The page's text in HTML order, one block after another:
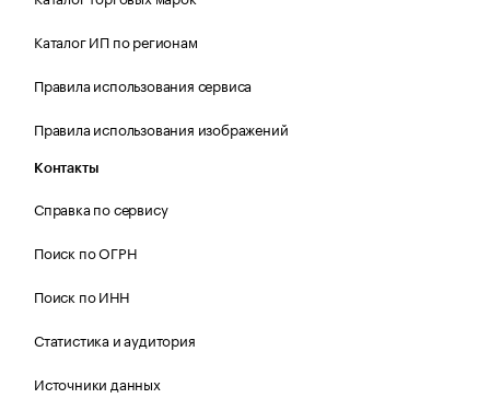
Каталог ИП по регионам
Правила использования сервиса
Правила использования изображений
Контакты
Справка по сервису
Поиск по ОГРН
Поиск по ИНН
Статистика и аудитория
Источники данных